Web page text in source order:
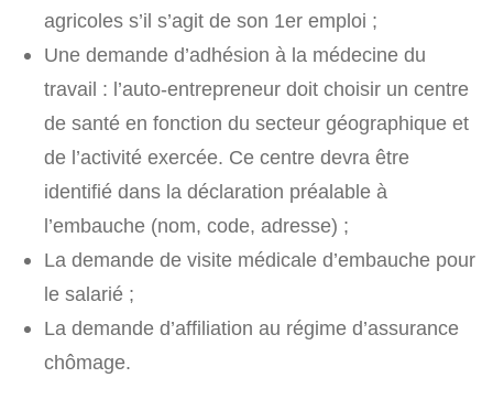
agricoles s’il s’agit de son 1er emploi ;
Une demande d’adhésion à la médecine du
travail : l’auto-entrepreneur doit choisir un centre
de santé en fonction du secteur géographique et
de l’activité exercée. Ce centre devra être
identifié dans la déclaration préalable à
l’embauche (nom, code, adresse) ;
La demande de visite médicale d’embauche pour
le salarié ;
La demande d’affiliation au régime d’assurance
chômage.